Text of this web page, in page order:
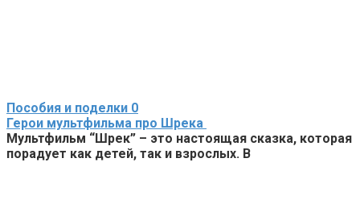
Пособия и поделки 0
Герои мультфильма про Шрека
Мультфильм “Шрек” – это настоящая сказка, которая
порадует как детей, так и взрослых. В